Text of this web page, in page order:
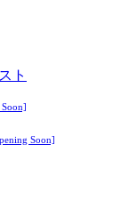
ト
Soon]